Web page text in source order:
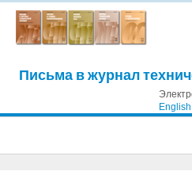
Письма в журнал